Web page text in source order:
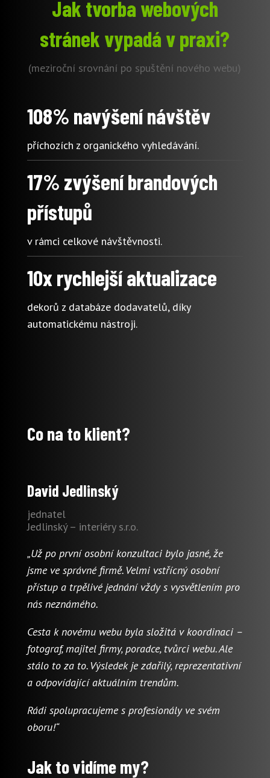
Jak tvorba webových
stránek vypadá v praxi?
(meziroční srovnání po spuštění nového webu)
108% navýšení návštěv
příchozích z organického vyhledávání.
17% zvýšení brandových
přístupů
v rámci celkové návštěvnosti.
10x rychlejší aktualizace
dekorů z databáze dodavatelů, díky
automatickému nástroji.
Co na to klient?
David Jedlinský
jednatel
Jedlinský – interiéry s.r.o.
„Už po první osobní konzultaci bylo jasné, že
jsme ve správné firmě. Velmi vstřícný osobní
přístup a trpělivé jednání vždy s vysvětlením pro
nás neznámého.
Cesta k novému webu byla složitá v koordinaci –
fotograf, majitel firmy, poradce, tvůrci webu. Ale
stálo to za to. Výsledek je zdařilý, reprezentativní
a odpovídající aktuálním trendům.
Rádi spolupracujeme s profesionály ve svém
oboru!“
Jak to vidíme my?